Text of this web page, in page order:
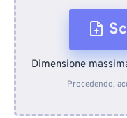
Dimensione
Procedendo,